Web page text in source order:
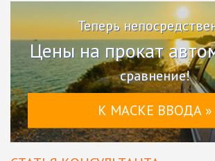
Теперь
Цены на прокат
сравнение!
К МАСКЕ ВВОДА »